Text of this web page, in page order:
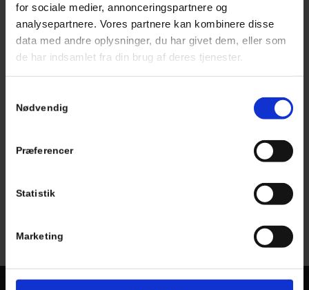
for sociale medier, annonceringspartnere og
analysepartnere. Vores partnere kan kombinere disse
data med andre oplysninger, du har givet dem, eller som
de har indsamlet fra din brug af deres tjenester.
Nødvendig
Præferencer
Statistik
Marketing